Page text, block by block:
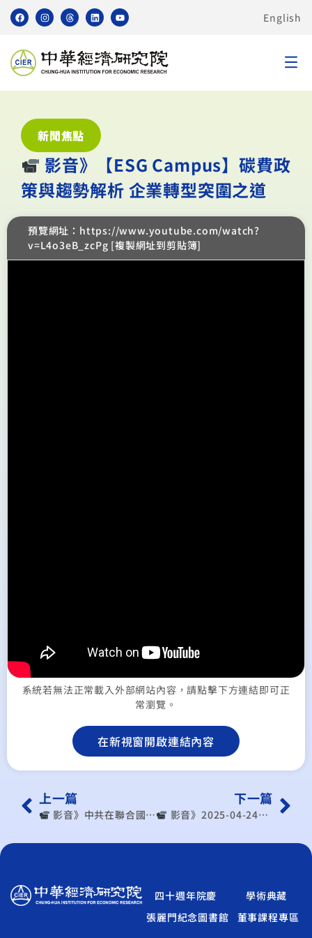
English
新聞焦點
︎ 影音》【ESG Campus】碳費政
策與趨勢解析 企業轉型突圍之道
預覽網址：https://www.youtube.com/watch?
v=L4o3eB_zcPg [複製網址到剪貼簿]
系統若無法正常載入外部網站內容，請點擊下方連結即可正
常瀏覽。
在新視窗開啟連結內容
上一篇
︎ 影音》中共在聯合國告美國 根本自取其辱！川普2.0專打中共痛點！
下一篇
︎ 影音》2025-04-24《POP搶先爆》彭光偉專訪王健全 談「態度180度大轉變，川普沒招了？」
四十週年院慶
學術典藏
張麗門紀念圖書館
董事課程專區